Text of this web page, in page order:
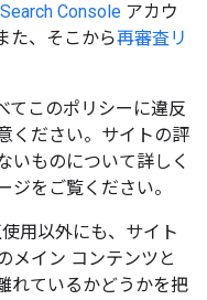
Search Console アカウ
た、そこから再審査リ
てこのポリシーに違反
ください。サイトの評
いものについて詳しく
ジをご覧ください。
用以外にも、サイト
メイン コンテンツと
れているかどうかを把